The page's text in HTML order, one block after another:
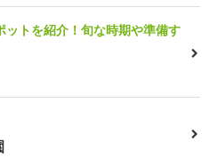
トを紹介！旬な時期や準備す